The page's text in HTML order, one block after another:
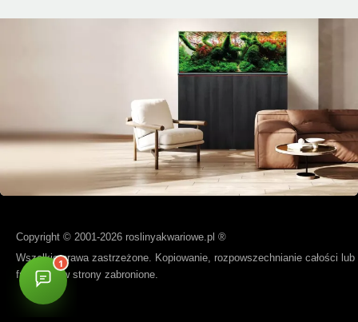
Copyright © 2001-2026 roslinyakwariowe.pl ®
Wszelkie prawa zastrzeżone. Kopiowanie, rozpowszechnianie całości lub
fragmentów strony zabronione.